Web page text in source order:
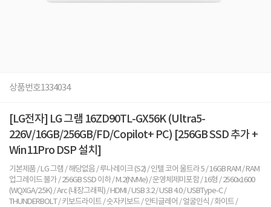
상품번호1334034
[LG전자] LG 그램 16ZD90TL-GX56K (Ultra5-
226V/16GB/256GB/FD/Copilot+ PC) [256GB SSD 추가 +
Win11Pro DSP 설치]
기본제품 / LG 그램 / 해당없음 / 루나레이크 (S2) / 인텔 코어 울트라 5 / 16GB RAM / RAM
업그레이드 불가 / 256GB SSD 이하 / M.2(NVMe) / 운영체제미포함 / 16형 / 2560x1600
(WQXGA/2.5K) / Arc (내장그래픽) / HDMI / USB 3.2 / USB 4.0 / USBType-C /
THUNDERBOLT / 키보드라이트 / 숫자키보드 / 안티글레어 / 얼굴인식 / 화이트 /